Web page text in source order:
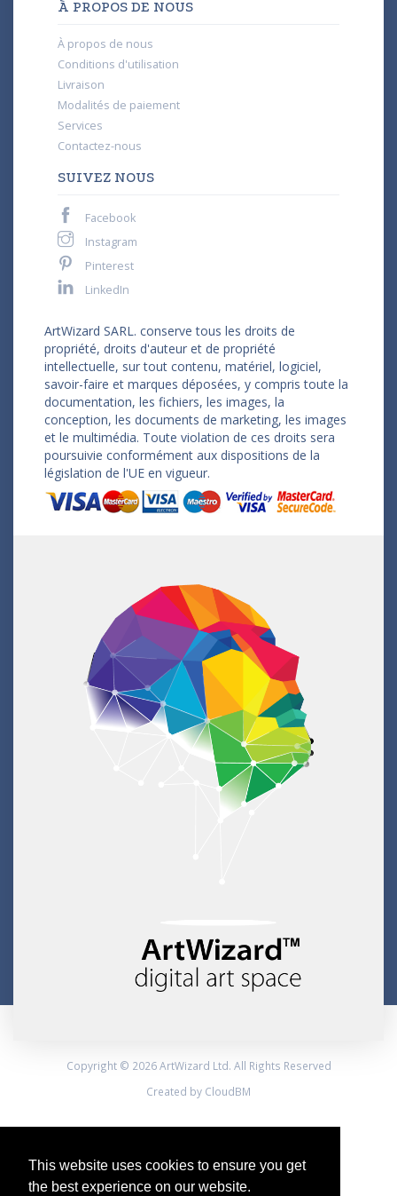
This website uses cookies to ensure you get
the best experience on our website.
À PROPOS DE NOUS
À propos de nous
Conditions d'utilisation
Livraison
Modalités de paiement
Services
Contactez-nous
SUIVEZ NOUS
Facebook
Instagram
Pinterest
LinkedIn
ArtWizard SARL. conserve tous les droits de
propriété, droits d'auteur et de propriété
intellectuelle, sur tout contenu, matériel, logiciel,
savoir-faire et marques déposées, y compris toute la
documentation, les fichiers, les images, la
conception, les documents de marketing, les images
et le multimédia. Toute violation de ces droits sera
poursuivie conformément aux dispositions de la
législation de l'UE en vigueur.
Copyright © 2026 ArtWizard Ltd. All Rights Reserved
Created by CloudBM